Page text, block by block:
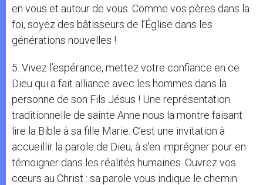
en vous et autour de vous. Comme vos pères dans la
foi, soyez des bâtisseurs de l’Église dans les
générations nouvelles !
5. Vivez l’espérance, mettez votre confiance en ce
Dieu qui a fait alliance avec les hommes dans la
personne de son Fils Jésus ! Une représentation
traditionnelle de sainte Anne nous la montre faisant
lire la Bible à sa fille Marie. C’est une invitation à
accueillir la parole de Dieu, à s’en imprégner pour en
témoigner dans les réalités humaines. Ouvrez vos
cœurs au Christ : sa parole vous indique le chemin